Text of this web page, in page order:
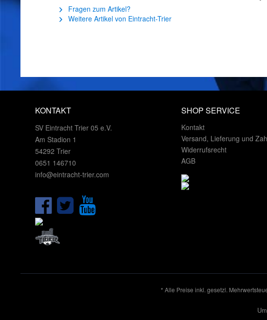
Fragen zum Artikel?
Weitere Artikel von Eintracht-Trier
KONTAKT
SV Eintracht Trier 05 e.V.
Am Stadion 1
54292 Trier
0651 146710
info@eintracht-trier.com
SHOP SERVICE
Kontakt
Versand, Lieferung und
Widerrufsrecht
AGB
* Alle Preise inkl. gesetzl.